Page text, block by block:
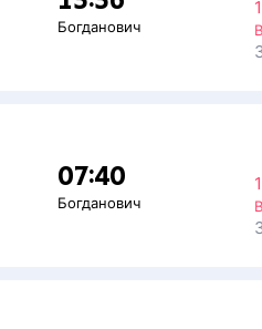
Богданович
07:40
Богданович